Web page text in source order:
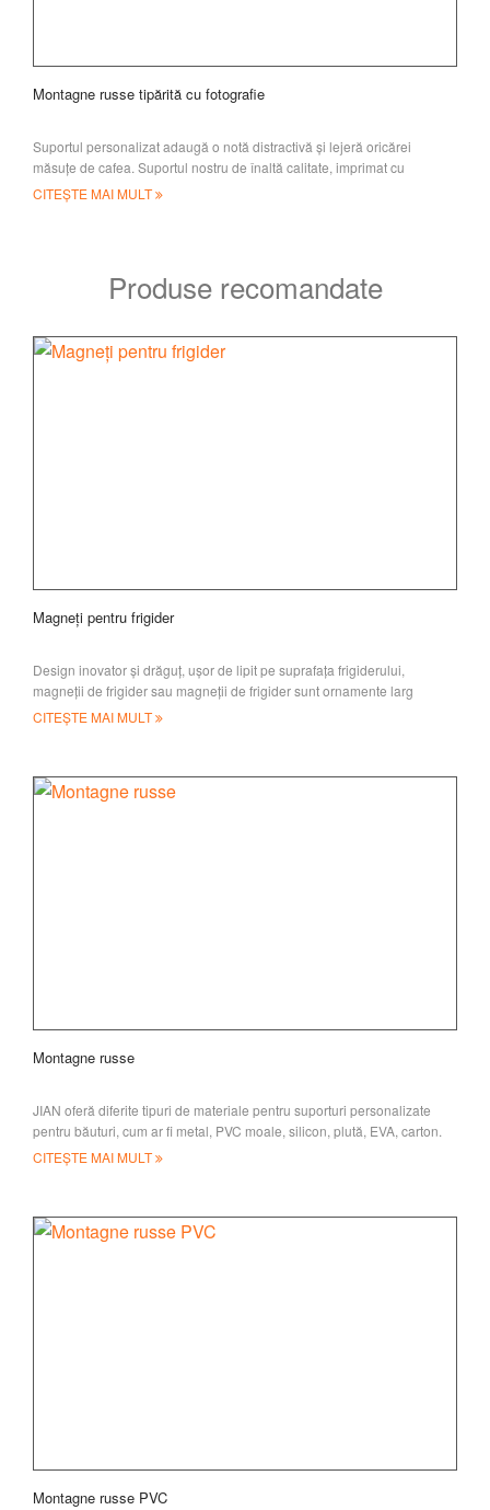
Montagne russe tipărită cu fotografie
Suportul personalizat adaugă o notă distractivă și lejeră oricărei
măsuțe de cafea. Suportul nostru de înaltă calitate, imprimat cu
fotografii, este un cadou grozav
CITEȘTE MAI MULT
Produse recomandate
Magneți pentru frigider
Design inovator și drăguț, ușor de lipit pe suprafața frigiderului,
magneții de frigider sau magneții de frigider sunt ornamente larg
folosite, vino
CITEȘTE MAI MULT
Montagne russe
JIAN oferă diferite tipuri de materiale pentru suporturi personalizate
pentru băuturi, cum ar fi metal, PVC moale, silicon, plută, EVA, carton.
CITEȘTE MAI MULT
Montagne russe PVC